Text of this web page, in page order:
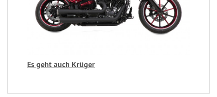
Es geht auch Krüger